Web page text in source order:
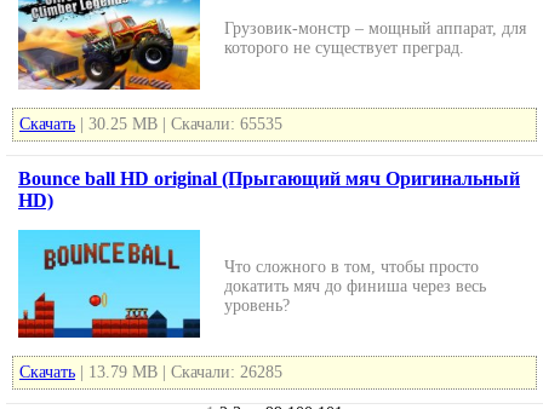
Грузовик-монстр – мощный аппарат, для
которого не существует преград.
Скачать | 30.25 MB | Скачали: 65535
Bounce ball HD original (Прыгающий мяч Оригинальный
HD)
Что сложного в том, чтобы просто
докатить мяч до финиша через весь
уровень?
Скачать | 13.79 MB | Скачали: 26285